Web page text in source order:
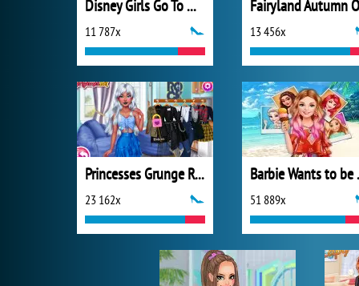
Disney Girls Go To Monster High 2
11 787x 13 456x
Princesses Grunge Rockstars
23 162x 51 889x